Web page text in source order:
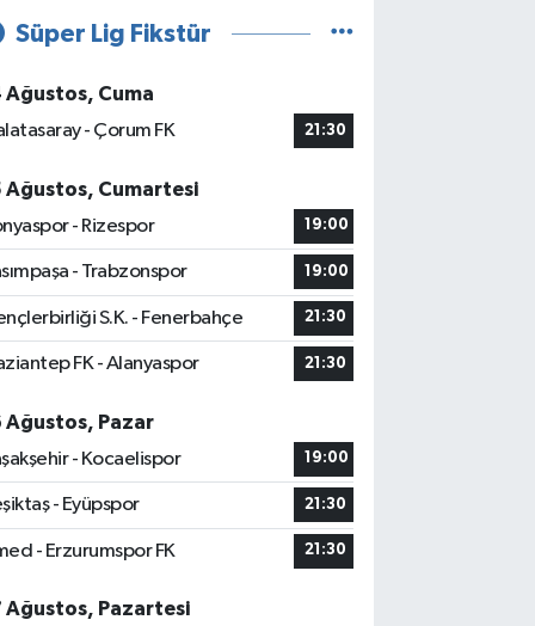
Süper Lig Fikstür
Ağustos, Cuma
- Çorum FK
21:30
Ağustos, Cumartesi
- Rizespor
19:00
- Trabzonspor 19:00
S.K. - Fenerbahçe 21:30
FK - Alanyaspor 21:30
Ağustos, Pazar
- Kocaelispor
19:00
- Eyüpspor 21:30
- Erzurumspor FK 21:30
Ağustos, Pazartesi